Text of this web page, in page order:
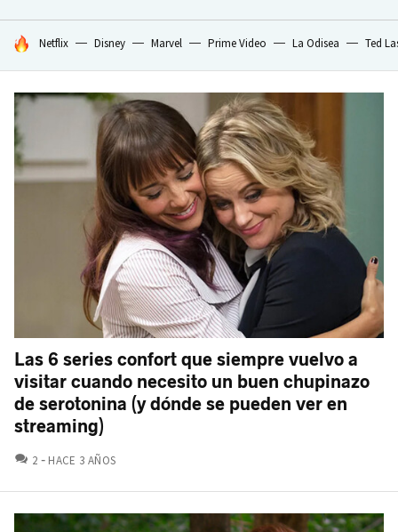
HOY SE HABLA DE
Netflix Disney Marvel Prime Video La Odisea Ted
Las 6 series confort que siempre vuelvo a
visitar cuando necesito un buen chupinazo
de serotonina (y dónde se pueden ver en
streaming)
2 COMENTARIOS
HACE 3 AÑOS